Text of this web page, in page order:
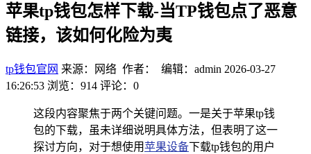
苹果tp钱包怎样下载-当TP钱包点了恶意
链接，该如何化险为夷
tp钱包官网 来源：网络 作者： 编辑：admin 2026-03-27
16:26:53 浏览：914 评论：0
这段内容聚焦于两个关键问题。一是关于苹果tp钱
包的下载，虽未详细说明具体方法，但表明了这一
探讨方向，对于想使用苹果设备下载tp钱包的用户